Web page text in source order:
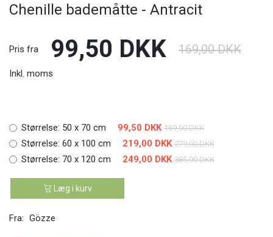
Chenille bademåtte - Antracit
Pris fra 99,50 DKK 169,00 DKK
Inkl. moms
Størrelse: 50 x 70 cm 99,50 DKK 169,00 DKK
Størrelse: 60 x 100 cm 219,00 DKK 279,00 DKK
Størrelse: 70 x 120 cm 249,00 DKK 385,00 DKK
Læg i kurv
Fra: Gözze